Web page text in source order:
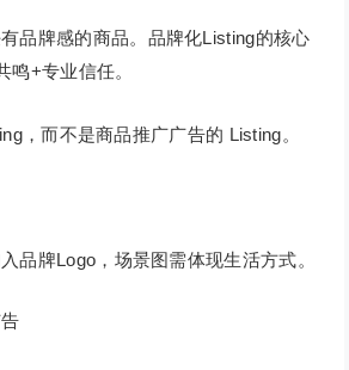
品牌感的商品。品牌化Listing的核心
鸣+专业信任。
，而不是商品推广广告的 Listing。
品牌Logo，场景图需体现生活方式。